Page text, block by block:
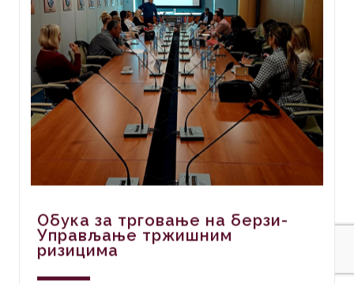
Обука за трговање на берзи-
Управљање тржишним
ризицима